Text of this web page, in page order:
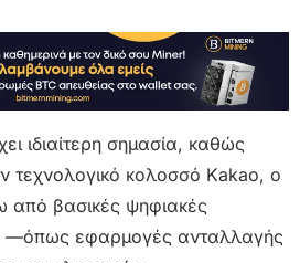
ιδιαίτερη σημασία, καθώς
τεχνολογικό κολοσσό Kakao, ο
από βασικές ψηφιακές
—όπως εφαρμογές ανταλλαγής